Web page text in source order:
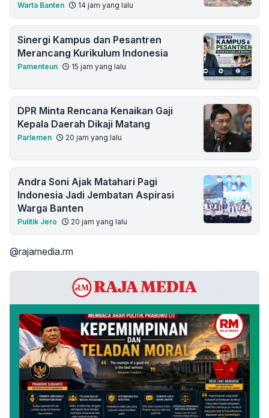
Warta Banten 14 jam yang lalu
Sinergi Kampus dan Pesantren
Merancang Kurikulum Indonesia
Pamenteun 15 jam yang lalu
DPR Minta Rencana Kenaikan Gaji
Kepala Daerah Dikaji Matang
Parlemen 20 jam yang lalu
Andra Soni Ajak Matahari Pagi
Indonesia Jadi Jembatan Aspirasi
Warga Banten
Pulitik Jero 20 jam yang lalu
@rajamedia.rm